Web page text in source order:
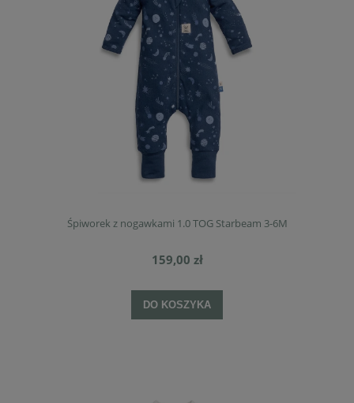
Śpiworek z nogawkami 1.0 TOG Starbeam 3-6M
159,00 zł
DO KOSZYKA